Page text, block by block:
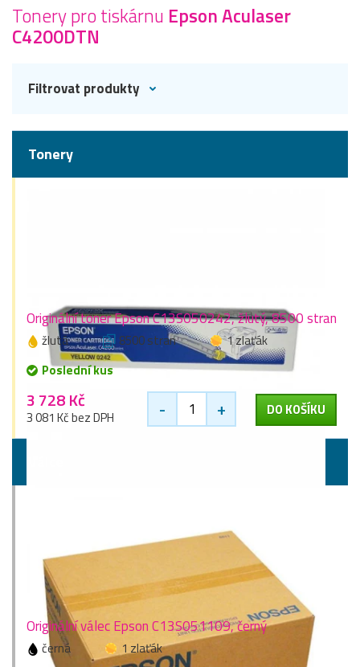
Tonery pro tiskárnu Epson Aculaser
C4200DTN
Filtrovat produkty
Tonery
Originální toner Epson C13S050242, žlutý, 8500 stran
žlutá 8500 stran
1 zlaťák
Poslední kus
3 728 Kč
3 081 Kč bez DPH - + DO KOŠÍKU
Originální válec Epson C13S051109, černý
černá
1 zlaťák